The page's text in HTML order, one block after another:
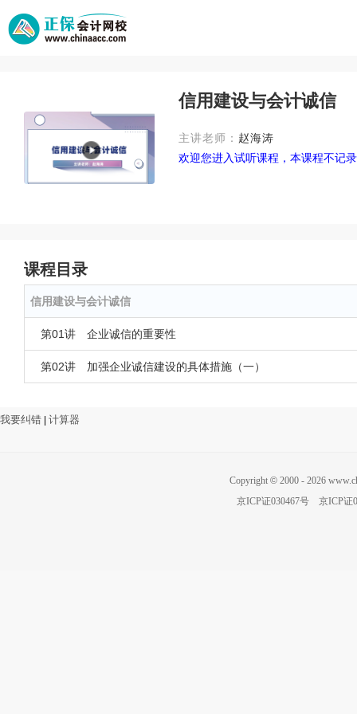
信用建设与会计诚信
主讲老师： 赵海涛
欢迎您进入试听课程，本课程不记
课程目录
信用建设与会计诚信
第01讲 企业诚信的重要性
第02讲 加强企业诚信建设的具体措施（一）
我要纠错 计算器
Copyright © 2000 - 2026
京ICP证030467号
京ICP证